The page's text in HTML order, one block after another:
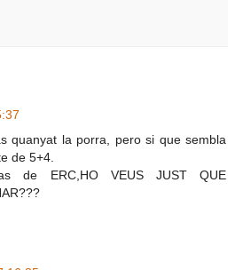
quanyat la porra, pero si que sembla
de 5+4.
de ERC,HO VEUS JUST QUE